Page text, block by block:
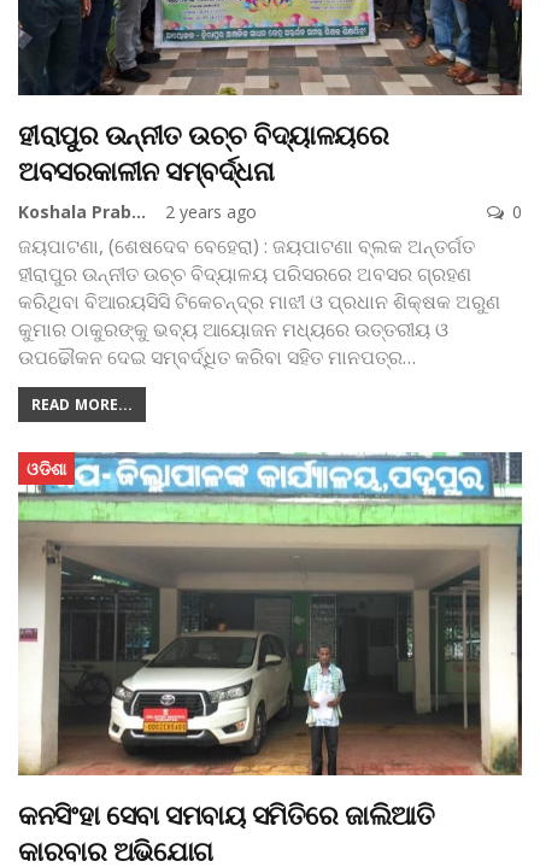
ହୀରାପୁର ଉନ୍ନୀତ ଉଚ୍ଚ ବିଦ୍ୟାଳୟରେ
ଅବସରକାଳୀନ ସମ୍ବର୍ଦ୍ଧନା
Koshala Prabaha 2 years ago 0
ଜୟପାଟଣା, (ଶେଷଦେବ ବେହେରା) : ଜୟପାଟଣା ବ୍ଲକ ଅନ୍ତର୍ଗତ
ହୀରାପୁର ଉନ୍ନୀତ ଉଚ୍ଚ ବିଦ୍ୟାଳୟ ପରିସରରେ ଅବସର ଗ୍ରହଣ
କରିଥିବା ବିଆରୟସିସି ଟିକେଚନ୍ଦ୍ର ମାଝୀ ଓ ପ୍ରଧାନ ଶିକ୍ଷକ ଅରୁଣ
କୁମାର ଠାକୁରଙ୍କୁ ଭବ୍ୟ ଆୟୋଜନ ମଧ୍ୟରେ ଉତ୍ତରୀୟ ଓ
ଉପଢୌକନ ଦେଇ ସମ୍ବର୍ଦ୍ଧିତ କରିବା ସହିତ ମାନପତ୍ର…
READ MORE...
ଓଡିଶା
କନସିଂହା ସେବା ସମବାୟ ସମିତିରେ ଜାଲିଆତି
କାରବାର ଅଭିଯୋଗ